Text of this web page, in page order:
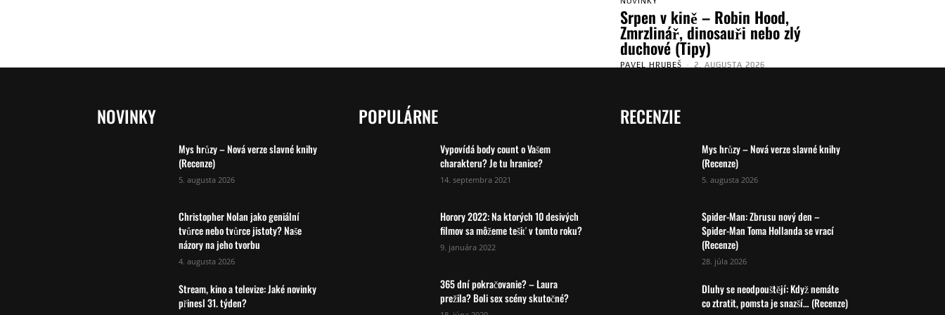
Srpen v kině – Robin Hood,
Zmrzlinář, dinosauři nebo zlý
duchové (Tipy)
PAVEL HRUBEŠ - 2. AUGUSTA 2026
NOVINKY
Mys hrůzy – Nová verze slavné knihy
(Recenze)
5. augusta 2026
Christopher Nolan jako geniální
tvůrce nebo tvůrce jistoty? Naše
názory na jeho tvorbu
4. augusta 2026
Stream, kino a televize: Jaké novinky
přinesl 31. týden?
POPULÁRNE
Vypovídá body count o Vašem
charakteru? Je tu hranice?
14. septembra 2021
Horory 2022: Na ktorých 10 desivých
filmov sa môžeme tešiť v tomto roku?
9. januára 2022
365 dní pokračovanie? – Laura
prežila? Boli sex scény skutočné?
RECENZIE
Mys hrůzy – Nová verze slavné knihy
(Recenze)
5. augusta 2026
Spider-Man: Zbrusu nový den –
Spider-Man Toma Hollanda se vrací
(Recenze)
28. júla 2026
Dluhy se neodpouštějí: Když nemáte
co ztratit, pomsta je snazší… (Recenze)